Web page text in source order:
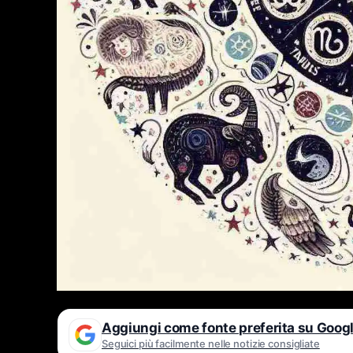
Aggiungi come fonte preferita su
Seguici più facilmente nelle notizie consigliate